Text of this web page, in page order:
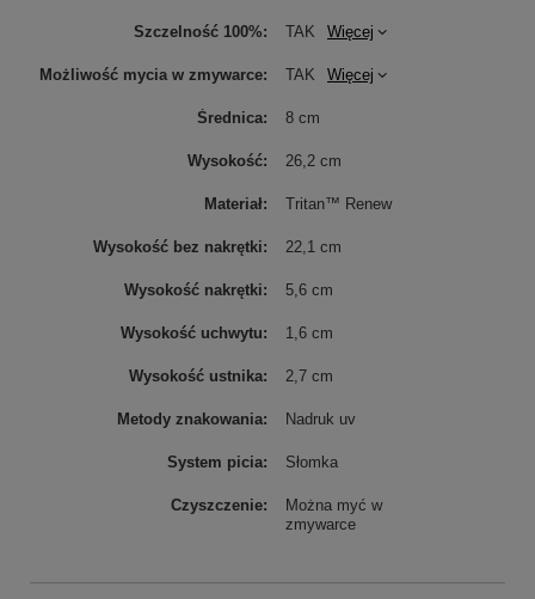
Szczelność 100% TAK Więcej
Możliwość mycia w zmywarce TAK Więcej
Średnica 8 cm
Wysokość 26,2 cm
Materiał Tritan™ Renew
Wysokość bez nakrętki 22,1 cm
Wysokość nakrętki 5,6 cm
Wysokość uchwytu 1,6 cm
Wysokość ustnika 2,7 cm
Metody znakowania Nadruk uv
System picia Słomka
Czyszczenie
Można myć w
zmywarce